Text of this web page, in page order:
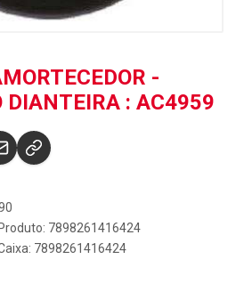
-
DIANTEIRA : AC4959
7898261416424
7898261416424